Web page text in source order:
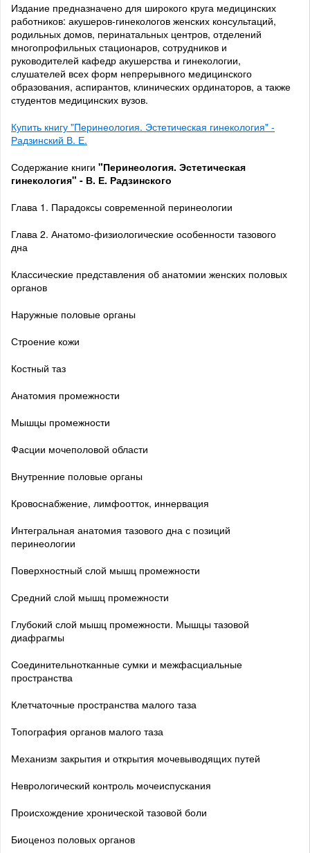
Издание предназначено для широкого круга медицинских
работников: акушеров-гинекологов женских консультаций,
родильных домов, перинатальных центров, отделений
многопрофильных стационаров, сотрудников и
руководителей кафедр акушерства и гинекологии,
слушателей всех форм непрерывного медицинского
образования, аспирантов, клинических ординаторов, а также
студентов медицинских вузов.
Купить книгу "Перинеология. Эстетическая гинекология" -
Радзинский В. Е.
Содержание книги "Перинеология. Эстетическая
гинекология" - В. Е. Радзинского
Глава 1. Парадоксы современной перинеологии
Глава 2. Анатомо-физиологические особенности тазового
дна
Классические представления об анатомии женских половых
органов
Наружные половые органы
Строение кожи
Костный таз
Анатомия промежности
Мышцы промежности
Фасции мочеполовой области
Внутренние половые органы
Кровоснабжение, лимфоотток, иннервация
Интегральная анатомия тазового дна с позиций
перинеологии
Поверхностный слой мышц промежности
Средний слой мышц промежности
Глубокий слой мышц промежности. Мышцы тазовой
диафрагмы
Соединительнотканные сумки и межфасциальные
пространства
Клетчаточные пространства малого таза
Топография органов малого таза
Механизм закрытия и открытия мочевыводящих путей
Неврологический контроль мочеиспускания
Происхождение хронической тазовой боли
Биоценоз половых органов